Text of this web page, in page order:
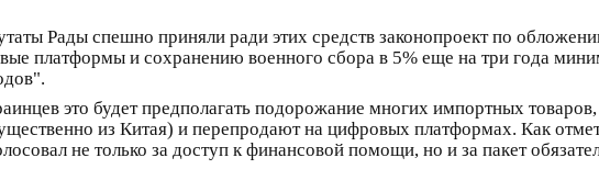
Рады спешно приняли ради этих средств законопроект по
платформы и сохранению военного сбора в 5% еще на три года
это будет предполагать подорожание многих импортных
из Китая) и перепродают на цифровых платформах. Как
не только за доступ к финансовой помощи, но и за пакет